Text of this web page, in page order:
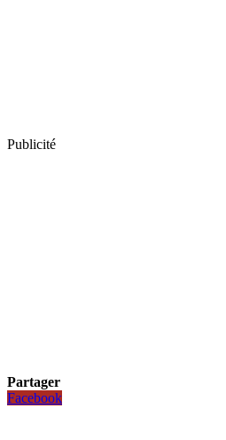
Publicité
Partager
Facebook